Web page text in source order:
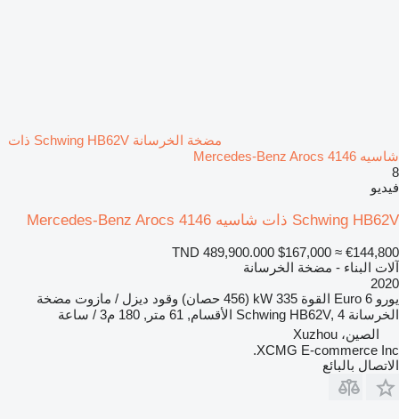
مضخة الخرسانة Schwing HB62V ذات
شاسيه Mercedes-Benz Arocs 4146
8
فيديو
Schwing HB62V ذات شاسيه Mercedes-Benz Arocs 4146
TND 489,900.000 $167,000 ≈ €144,800
آلات البناء - مضخة الخرسانة
2020
يورو Euro 6 القوة 335 kW (456 حصان) وقود ديزل / مازوت مضخة
الخرسانة Schwing HB62V, 4 الأقسام, 61 متر, 180 م3 / ساعة
الصين، Xuzhou
XCMG E-commerce Inc.
الاتصال بالبائع